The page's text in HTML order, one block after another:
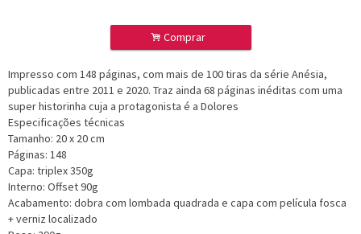
. Comprar
Impresso com 148 páginas, com mais de 100 tiras da série Anésia,
publicadas entre 2011 e 2020. Traz ainda 68 páginas inéditas com uma
super historinha cuja a protagonista é a Dolores
Especificações técnicas
Tamanho: 20 x 20 cm
Páginas: 148
Capa: triplex 350g
Interno: Offset 90g
Acabamento: dobra com lombada quadrada e capa com película fosca
+ verniz localizado